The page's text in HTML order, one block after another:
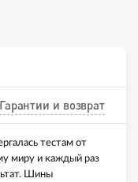
Гарантии и возврат
тестам от
миру и каждый раз
Шины